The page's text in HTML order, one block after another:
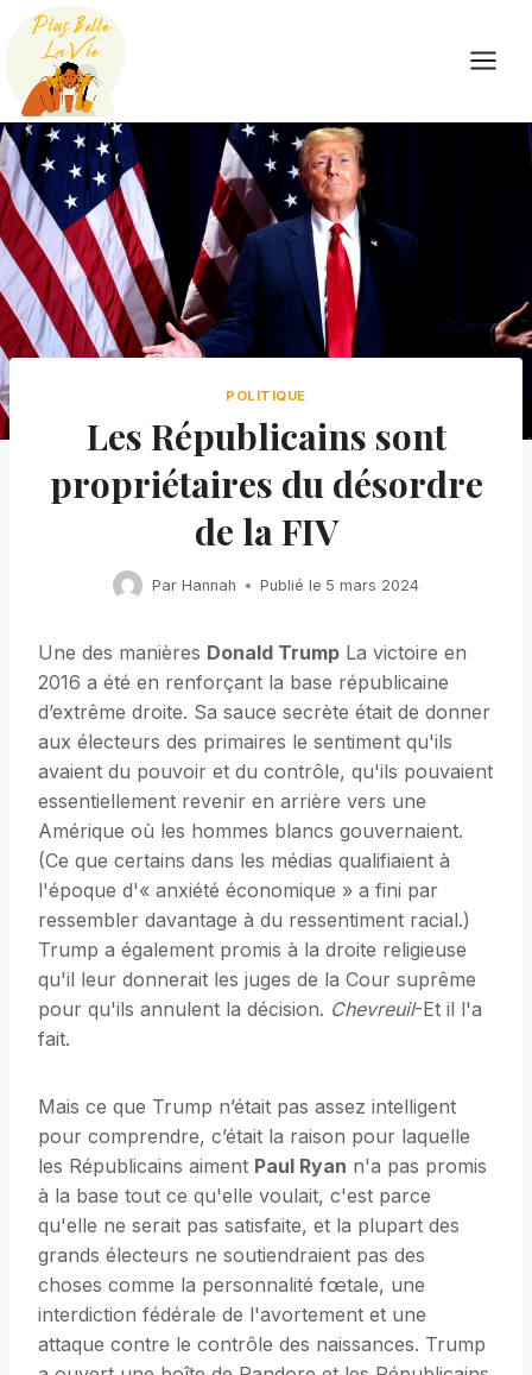
Skip
content
POLITIQUE
Les Républicains sont
propriétaires du désordre
de la FIV
Par Hannah Publié le 5 mars 2024
Une des manières Donald Trump La victoire en
2016 a été en renforçant la base républicaine
d’extrême droite. Sa sauce secrète était de donner
aux électeurs des primaires le sentiment qu'ils
avaient du pouvoir et du contrôle, qu'ils pouvaient
essentiellement revenir en arrière vers une
Amérique où les hommes blancs gouvernaient.
(Ce que certains dans les médias qualifiaient à
l'époque d'« anxiété économique » a fini par
ressembler davantage à du ressentiment racial.)
Trump a également promis à la droite religieuse
qu'il leur donnerait les juges de la Cour suprême
pour qu'ils annulent la décision. Chevreuil-Et il l'a
fait.
Mais ce que Trump n’était pas assez intelligent
pour comprendre, c’était la raison pour laquelle
les Républicains aiment Paul Ryan n'a pas promis
à la base tout ce qu'elle voulait, c'est parce
qu'elle ne serait pas satisfaite, et la plupart des
grands électeurs ne soutiendraient pas des
choses comme la personnalité fœtale, une
interdiction fédérale de l'avortement et une
attaque contre le contrôle des naissances. Trump